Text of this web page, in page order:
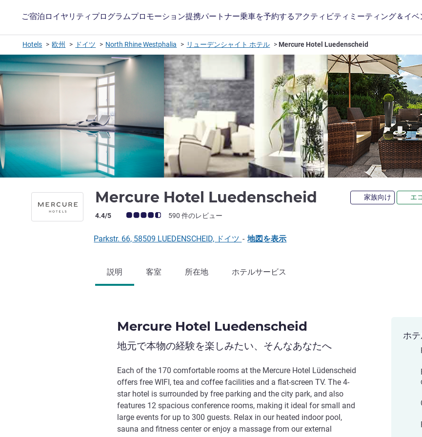
ご宿泊 ロイヤリティプログラムプロモーション提携パートナー乗車を予約するアクティビティ ミーティング＆イベ
Hotels 欧州 ドイツ North Rhine Westphalia リューデンシャイト ホテル Mercure Hotel Luedenscheid
Mercure Hotel Luedenscheid 4 つ星家族向け エ
お客さまの声 (確認済みレビュー アコーホテルズ)
4.4/5 590 件のレビュー
Parkstr. 66, 58509 LUEDENSCHEID, ドイツ - 地図を表示
説明 客室 所在地 ホテルサービス
Mercure Hotel Luedenscheid
地元で本物の経験を楽しみたい、そんなあなたへ
Each of the 170 comfortable rooms at the Mercure Hotel Lüdenscheid
offers free WIFI, tea and coffee facilities and a flat-screen TV. The 4-
star hotel is surrounded by free parking and the city park, and also
features 12 spacious conference rooms, making it ideal for small and
large events for up to 300 guests. Relax in our heated indoor pool,
sauna and fitness center or enjoy a massage from our external
ホ